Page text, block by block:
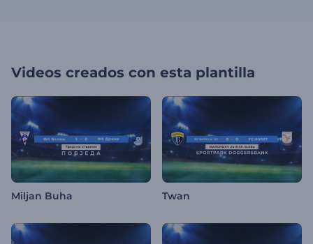
Videos creados con esta plantilla
Miljan Buha Twan